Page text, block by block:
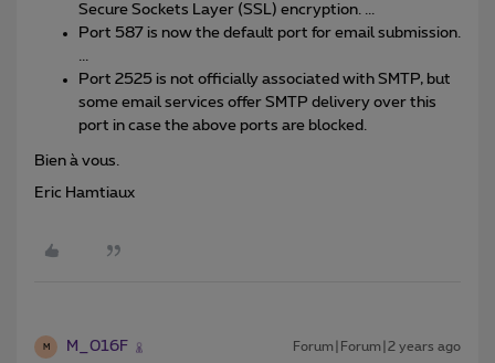
Secure Sockets Layer (SSL) encryption. ...
Port 587 is now the default port for email submission.
Port 2525 is not officially associated with SMTP, but
some email services offer SMTP delivery over this
port in case the above ports are blocked.
Bien à vous.
Eric Hamtiaux
M M_016F Forum|Forum|2 years ago